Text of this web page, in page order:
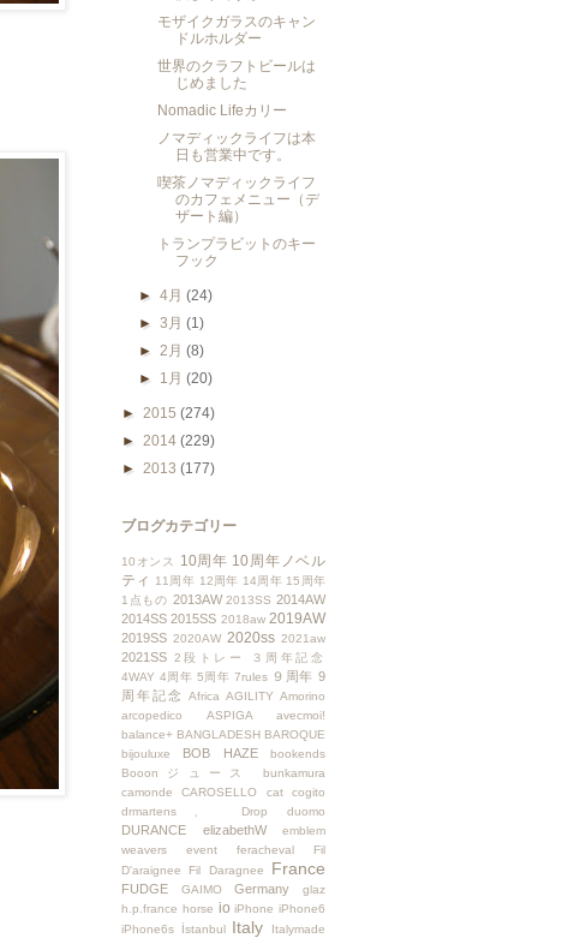
モザイクガラスのキャン
ドルホルダー
世界のクラフトビールは
じめました
Nomadic Lifeカリー
ノマディックライフは本
日も営業中です。
喫茶ノマディックライフ
のカフェメニュー（デ
ザート編）
トランプラビットのキー
フック
►4月(24)
►3月(1)
►2月(8)
► 1月(20)
► 2015 (274)
► 2014 (229)
► 2013 (177)
ブログカテゴリー
10オンス 10周年 10周年ノベル
ティ
11周年 12周年 14周年 15周年
1点もの 2013AW 2013SS 2014AW
2014SS 2015SS 2018aw 2019AW
2019SS 2020AW 2020ss 2021aw
2021SS 2段トレー
３周年記念
4WAY 4周年 5周年 7rules ９周年 9
周年記念
Africa AGILITY Amorino
arcopedico
ASPIGA
avecmoi!
balance+ BANGLADESH BAROQUE
bijouluxe
BOB HAZE
bookends
Booonジュース
bunkamura
camonde
CAROSELLO cat
cogito
drmartens、
Drop duomo
DURANCE elizabethW
emblem
weavers
event feracheval
Fil
D'araignee
Fil Daragnee France
FUDGE GAIMO Germany
glaz
h.p.france horse io iPhone iPhone6
iPhone6s
İstanbul Italy Italymade